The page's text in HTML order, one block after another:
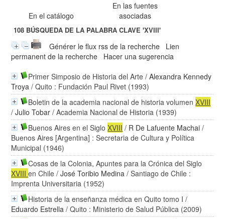
En el catálogo
En las fuentes
asociadas
108 BÚSQUEDA DE LA PALABRA CLAVE'XVIII'
Générer le flux rss de la recherche
Lien
permanent de la recherche
Hacer una sugerencia
Primer Simposio de Historia del Arte /Alexandra Kennedy
Troya / Quito : Fundación Paul Rivet (1993)
Boletin de la academia nacional de historia volumenXVIII
/Julio Tobar / Academia Nacional de Historia (1939)
Buenos Aires en el SigloXVIII / R De Lafuente Machai /
Buenos Aires [Argentina] : Secretaria de Cultura y Política
Municipal (1946)
Cosas de la Colonia, Apuntes para la Crónica del Siglo
XVIIIen Chile /José Toribio Medina / Santiago de Chile :
Imprenta Universitaria (1952)
Historia de la enseñanza médica en Quito tomo I /
Eduardo Estrella / Quito : Ministerio de Salud Pública (2009)